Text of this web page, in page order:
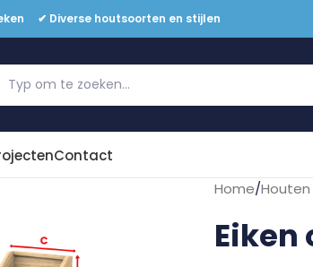
✔ Diverse houtsoorten en stijlen
Contact
Home/